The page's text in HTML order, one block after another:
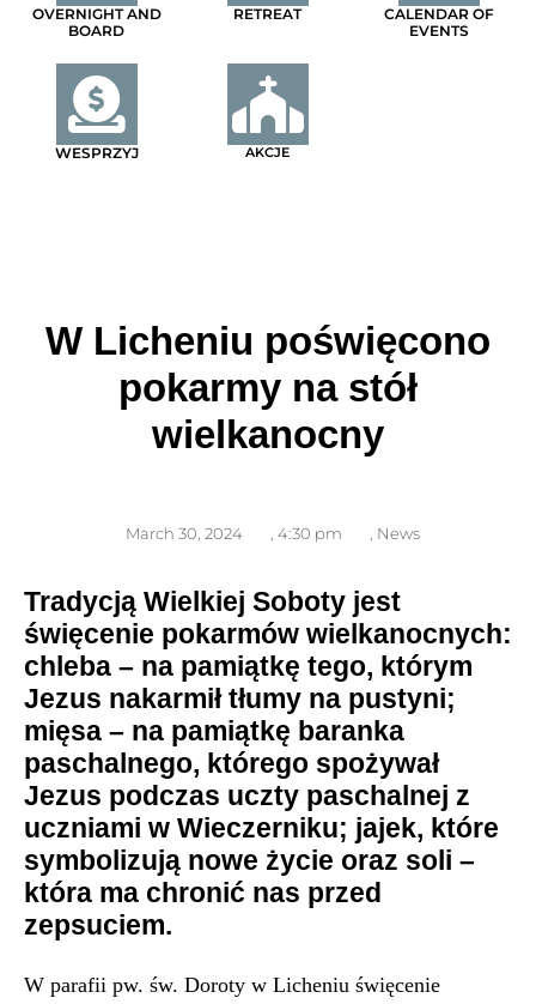
OVERNIGHT AND
BOARD
RETREAT
CALENDAR OF
EVENTS
WESPRZYJ AKCJE
W Licheniu poświęcono
pokarmy na stół
wielkanocny
March 30, 2024 , 4:30 pm , News
Tradycją Wielkiej Soboty jest
święcenie pokarmów wielkanocnych:
chleba – na pamiątkę tego, którym
Jezus nakarmił tłumy na pustyni;
mięsa – na pamiątkę baranka
paschalnego, którego spożywał
Jezus podczas uczty paschalnej z
uczniami w Wieczerniku; jajek, które
symbolizują nowe życie oraz soli –
która ma chronić nas przed
zepsuciem.
W parafii pw. św. Doroty w Licheniu święcenie